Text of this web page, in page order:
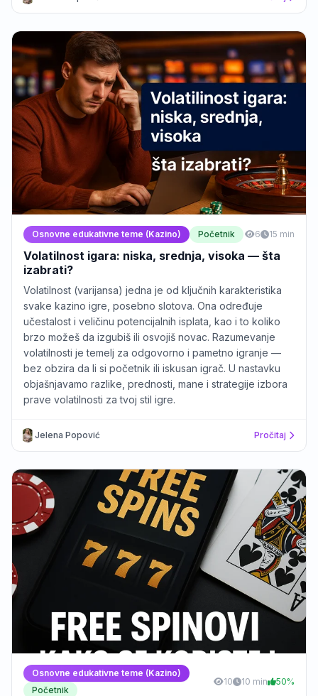
Osnovne edukativne teme (Kazino) Početnik 6 15 min
Volatilnost igara: niska, srednja, visoka — šta
izabrati?
Volatilnost (varijansa) jedna je od ključnih karakteristika
svake kazino igre, posebno slotova. Ona određuje
učestalost i veličinu potencijalnih isplata, kao i to koliko
brzo možeš da izgubiš ili osvojiš novac. Razumevanje
volatilnosti je temelj za odgovorno i pametno igranje —
bez obzira da li si početnik ili iskusan igrač. U nastavku
objašnjavamo razlike, prednosti, mane i strategije izbora
prave volatilnosti za tvoj stil igre.
Jelena Popović Pročitaj
Osnovne edukativne teme (Kazino)
Početnik
10 10 min 50%